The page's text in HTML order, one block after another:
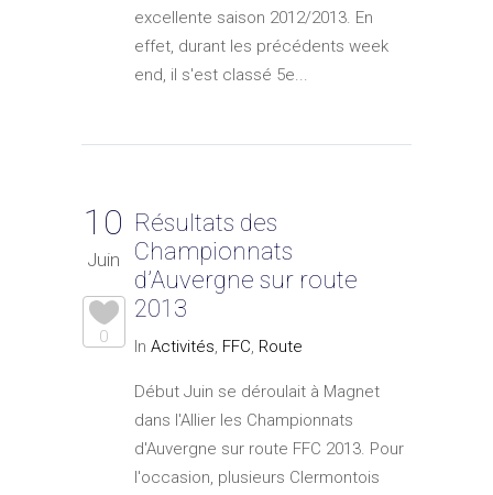
excellente saison 2012/2013. En
effet, durant les précédents week
end, il s'est classé 5e...
10
Juin
0
Résultats des
Championnats
d’Auvergne sur route
2013
In Activités, FFC, Route
Début Juin se déroulait à Magnet
dans l'Allier les Championnats
d'Auvergne sur route FFC 2013. Pour
l'occasion, plusieurs Clermontois